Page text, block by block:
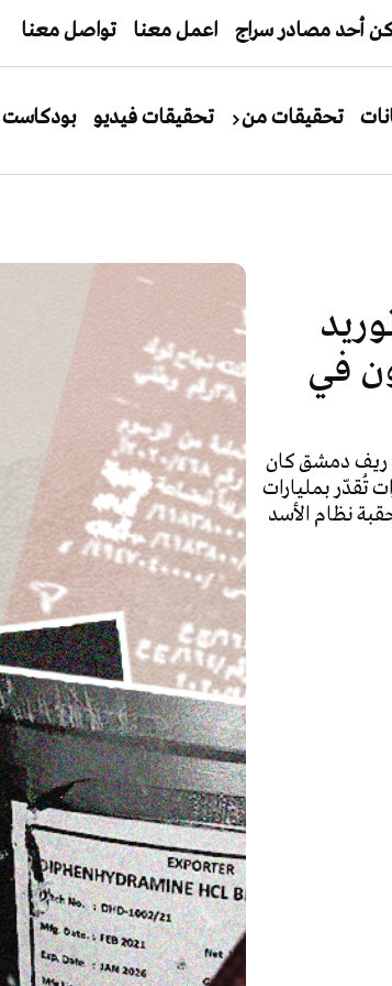
أحد مصادر سراج اعمل معنا تواصل معنا
تحقيقات من تحقيقات فيديو بودكاست
في
ريف دمشق كان
بمليارات
نظام الأسد